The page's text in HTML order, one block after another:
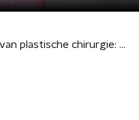
Nicki Minaj heeft spijt van plastische chirurgie: "Mijn zoon herinnert mij aan de echte ik"